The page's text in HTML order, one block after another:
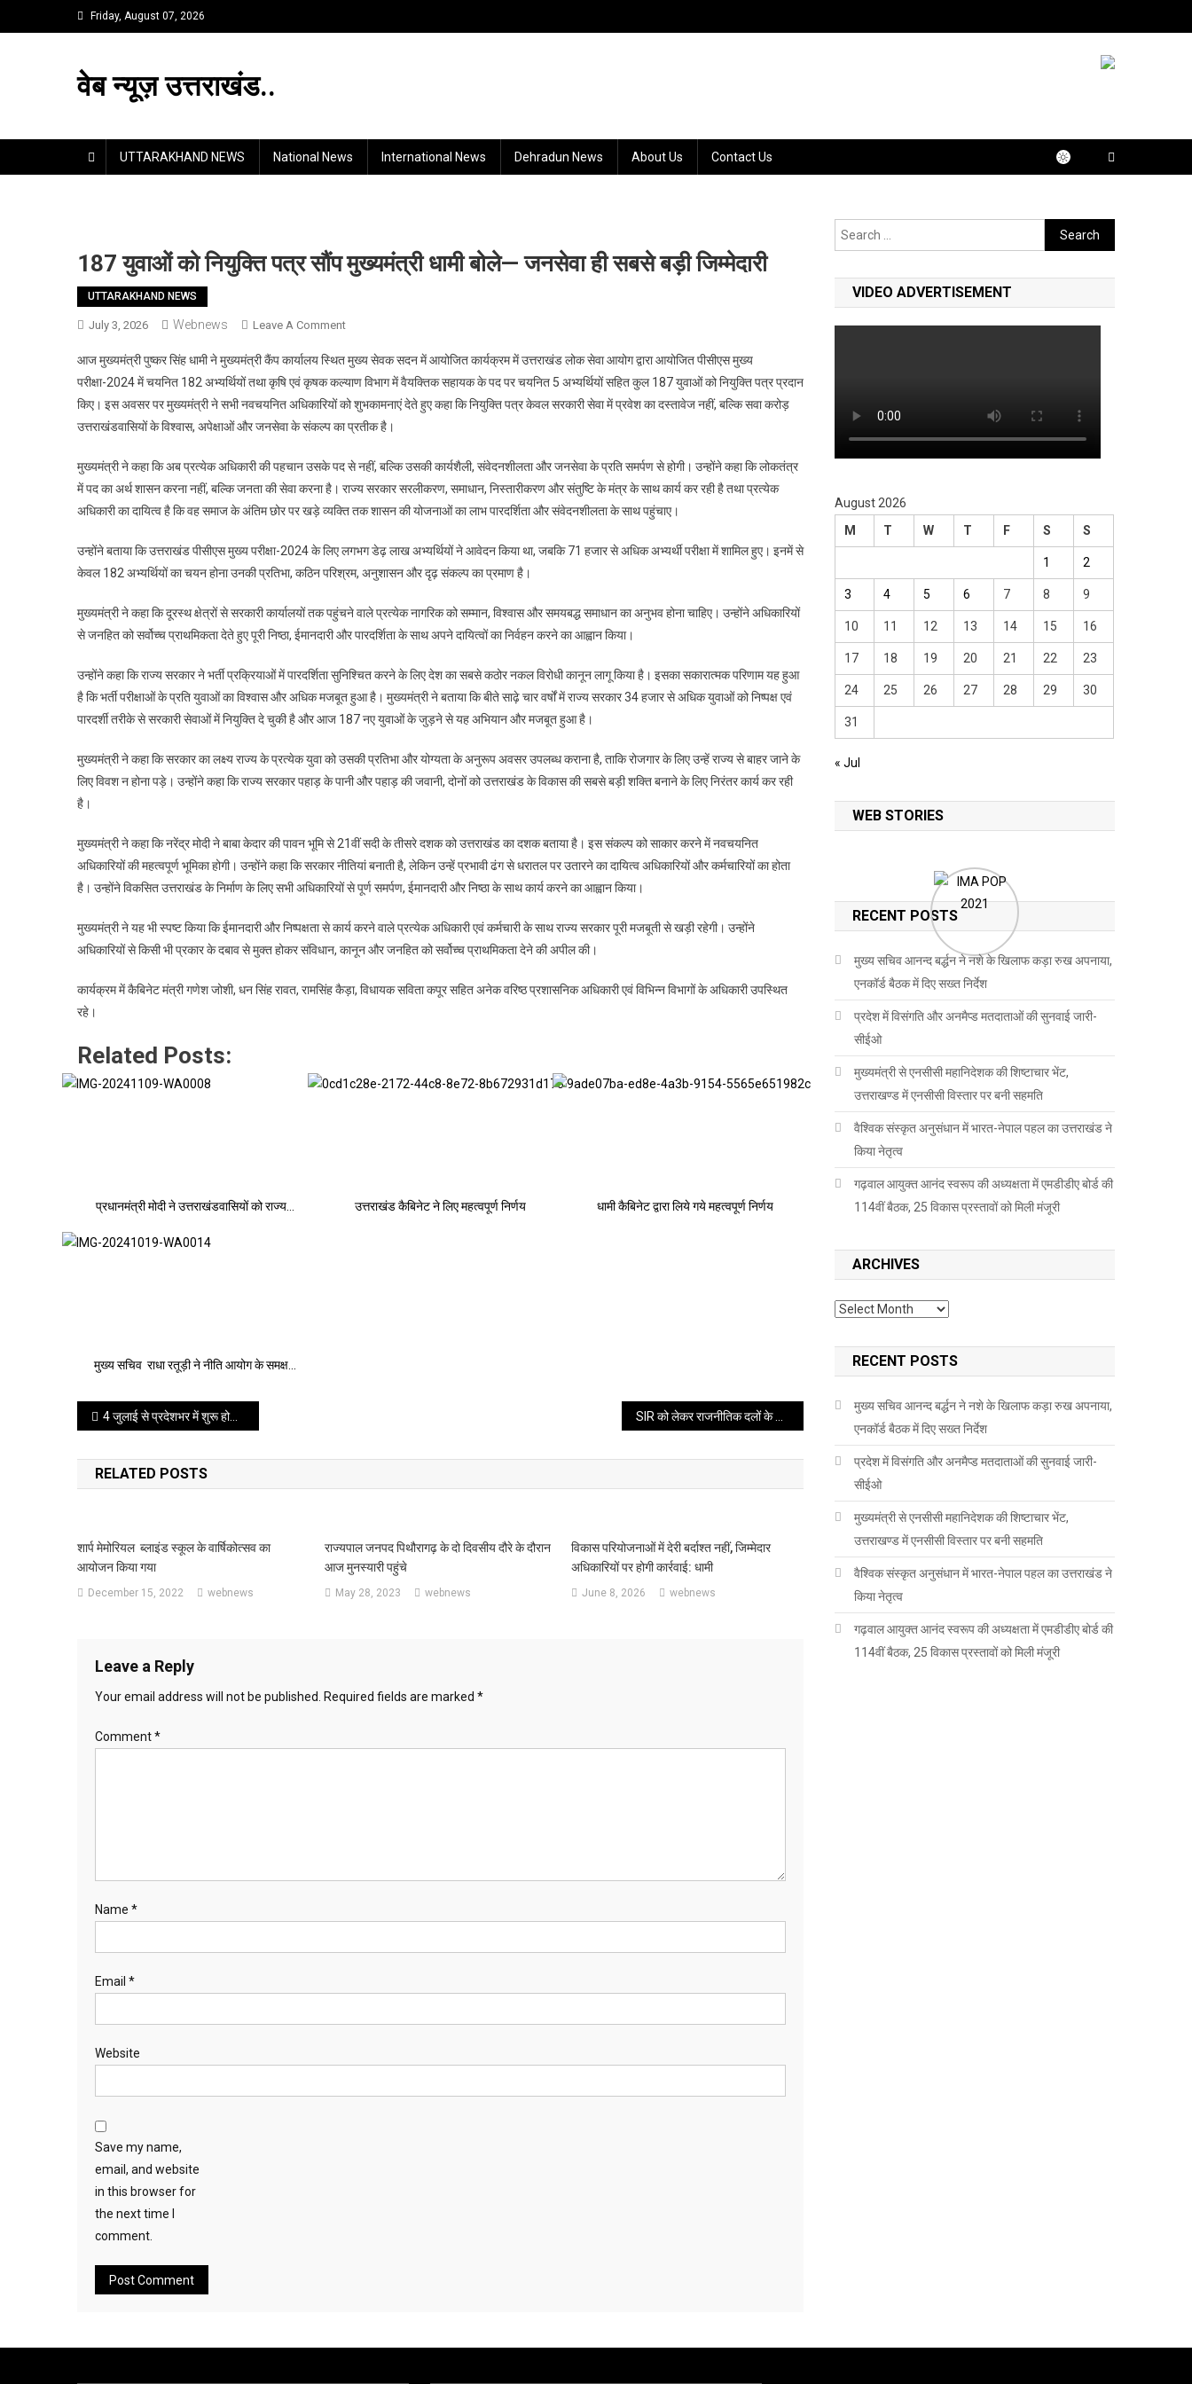
to
Friday, August 07, 2026
वेब न्यूज़ उत्तराखंड..
UTTARAKHAND NEWS National News International News Dehradun News About Us Contact Us
187 युवाओं को नियुक्ति पत्र सौंप मुख्यमंत्री धामी बोले— जनसेवा ही सबसे बड़ी जिम्मेदारी
UTTARAKHAND NEWS
July 3, 2026 Webnews Leave A CommentOn
युवाओं
को
नियुक्ति
पत्र
मुख्यमंत्री
धामी
बोले
जनसेवा
ही
बड़ी
जिम्मेदारी
आज मुख्यमंत्री पुष्कर सिंह धामी ने मुख्यमंत्री कैंप कार्यालय स्थित मुख्य सेवक सदन में आयोजित कार्यक्रम में उत्तराखंड लोक सेवा आयोग द्वारा आयोजित पीसीएस मुख्य
परीक्षा-2024 में चयनित 182 अभ्यर्थियों तथा कृषि एवं कृषक कल्याण विभाग में वैयक्तिक सहायक के पद पर चयनित 5 अभ्यर्थियों सहित कुल 187 युवाओं को नियुक्ति पत्र प्रदान
किए। इस अवसर पर मुख्यमंत्री ने सभी नवचयनित अधिकारियों को शुभकामनाएं देते हुए कहा कि नियुक्ति पत्र केवल सरकारी सेवा में प्रवेश का दस्तावेज नहीं, बल्कि सवा करोड़
उत्तराखंडवासियों के विश्वास, अपेक्षाओं और जनसेवा के संकल्प का प्रतीक है।
मुख्यमंत्री ने कहा कि अब प्रत्येक अधिकारी की पहचान उसके पद से नहीं, बल्कि उसकी कार्यशैली, संवेदनशीलता और जनसेवा के प्रति समर्पण से होगी। उन्होंने कहा कि लोकतंत्र
में पद का अर्थ शासन करना नहीं, बल्कि जनता की सेवा करना है। राज्य सरकार सरलीकरण, समाधान, निस्तारीकरण और संतुष्टि के मंत्र के साथ कार्य कर रही है तथा प्रत्येक
अधिकारी का दायित्व है कि वह समाज के अंतिम छोर पर खड़े व्यक्ति तक शासन की योजनाओं का लाभ पारदर्शिता और संवेदनशीलता के साथ पहुंचाए।
उन्होंने बताया कि उत्तराखंड पीसीएस मुख्य परीक्षा-2024 के लिए लगभग डेढ़ लाख अभ्यर्थियों ने आवेदन किया था, जबकि 71 हजार से अधिक अभ्यर्थी परीक्षा में शामिल हुए। इनमें से
केवल 182 अभ्यर्थियों का चयन होना उनकी प्रतिभा, कठिन परिश्रम, अनुशासन और दृढ़ संकल्प का प्रमाण है।
मुख्यमंत्री ने कहा कि दूरस्थ क्षेत्रों से सरकारी कार्यालयों तक पहुंचने वाले प्रत्येक नागरिक को सम्मान, विश्वास और समयबद्ध समाधान का अनुभव होना चाहिए। उन्होंने अधिकारियों
से जनहित को सर्वोच्च प्राथमिकता देते हुए पूरी निष्ठा, ईमानदारी और पारदर्शिता के साथ अपने दायित्वों का निर्वहन करने का आह्वान किया।
उन्होंने कहा कि राज्य सरकार ने भर्ती प्रक्रियाओं में पारदर्शिता सुनिश्चित करने के लिए देश का सबसे कठोर नकल विरोधी कानून लागू किया है। इसका सकारात्मक परिणाम यह हुआ
है कि भर्ती परीक्षाओं के प्रति युवाओं का विश्वास और अधिक मजबूत हुआ है। मुख्यमंत्री ने बताया कि बीते साढ़े चार वर्षों में राज्य सरकार 34 हजार से अधिक युवाओं को निष्पक्ष एवं
पारदर्शी तरीके से सरकारी सेवाओं में नियुक्ति दे चुकी है और आज 187 नए युवाओं के जुड़ने से यह अभियान और मजबूत हुआ है।
मुख्यमंत्री ने कहा कि सरकार का लक्ष्य राज्य के प्रत्येक युवा को उसकी प्रतिभा और योग्यता के अनुरूप अवसर उपलब्ध कराना है, ताकि रोजगार के लिए उन्हें राज्य से बाहर जाने के
लिए विवश न होना पड़े। उन्होंने कहा कि राज्य सरकार पहाड़ के पानी और पहाड़ की जवानी, दोनों को उत्तराखंड के विकास की सबसे बड़ी शक्ति बनाने के लिए निरंतर कार्य कर रही
है।
मुख्यमंत्री ने कहा कि नरेंद्र मोदी ने बाबा केदार की पावन भूमि से 21वीं सदी के तीसरे दशक को उत्तराखंड का दशक बताया है। इस संकल्प को साकार करने में नवचयनित
अधिकारियों की महत्वपूर्ण भूमिका होगी। उन्होंने कहा कि सरकार नीतियां बनाती है, लेकिन उन्हें प्रभावी ढंग से धरातल पर उतारने का दायित्व अधिकारियों और कर्मचारियों का होता
है। उन्होंने विकसित उत्तराखंड के निर्माण के लिए सभी अधिकारियों से पूर्ण समर्पण, ईमानदारी और निष्ठा के साथ कार्य करने का आह्वान किया।
मुख्यमंत्री ने यह भी स्पष्ट किया कि ईमानदारी और निष्पक्षता से कार्य करने वाले प्रत्येक अधिकारी एवं कर्मचारी के साथ राज्य सरकार पूरी मजबूती से खड़ी रहेगी। उन्होंने
अधिकारियों से किसी भी प्रकार के दबाव से मुक्त होकर संविधान, कानून और जनहित को सर्वोच्च प्राथमिकता देने की अपील की।
कार्यक्रम में कैबिनेट मंत्री गणेश जोशी, धन सिंह रावत, रामसिंह कैड़ा, विधायक सविता कपूर सहित अनेक वरिष्ठ प्रशासनिक अधिकारी एवं विभिन्न विभागों के अधिकारी उपस्थित
रहे।
Related Posts:
प्रधानमंत्री मोदी ने उत्तराखंडवासियों को राज्य… उत्तराखंड कैबिनेट ने लिए महत्वपूर्ण निर्णय धामी कैबिनेट द्वारा लिये गये महत्वपूर्ण निर्णय
मुख्य सचिव राधा रतूड़ी ने नीति आयोग के समक्ष…
Post
navigation
4 जुलाई से प्रदेशभर में शुरू होगा 15 दिवसीय ‘सेवा पखवाड़ा’
RELATED POSTS
शार्प मेमोरियल ब्लाइंड स्कूल के वार्षिकोत्सव का
आयोजन किया गया
December 15, 2022 webnews
राज्यपाल जनपद पिथौरागढ़ के दो दिवसीय दौरे के दौरान
आज मुनस्यारी पहुंचे
May 28, 2023 webnews
विकास परियोजनाओं में देरी बर्दाश्त नहीं, जिम्मेदार
अधिकारियों पर होगी कार्रवाई: धामी
June 8, 2026 webnews
Leave a Reply
Your email address will not be published. Required fields are marked *
Comment*
Name *
Email *
Website
Save my name,
email, and website
in this browser for
the next time I
comment.
Search
for:
VIDEO ADVERTISEMENT
August 2026
M
T W T F S S
1 2
3 4 5 6 7 8 9
10 11 12 13 14 15 16
17 18 19 20 21 22 23
24 25 26 27 28 29 30
31
« Jul
WEB STORIES
RECENT POSTS
मुख्य सचिव आनन्द बर्द्धन ने नशे के खिलाफ कड़ा रुख अपनाया,
एनकॉर्ड बैठक में दिए सख्त निर्देश
प्रदेश में विसंगति और अनमैप्ड मतदाताओं की सुनवाई जारी-
सीईओ
मुख्यमंत्री से एनसीसी महानिदेशक की शिष्टाचार भेंट,
उत्तराखण्ड में एनसीसी विस्तार पर बनी सहमति
वैश्विक संस्कृत अनुसंधान में भारत-नेपाल पहल का उत्तराखंड ने
किया नेतृत्व
गढ़वाल आयुक्त आनंद स्वरूप की अध्यक्षता में एमडीडीए बोर्ड की
114वीं बैठक, 25 विकास प्रस्तावों को मिली मंजूरी
ARCHIVES
Archives
RECENT POSTS
मुख्य सचिव आनन्द बर्द्धन ने नशे के खिलाफ कड़ा रुख अपनाया,
एनकॉर्ड बैठक में दिए सख्त निर्देश
प्रदेश में विसंगति और अनमैप्ड मतदाताओं की सुनवाई जारी-
सीईओ
मुख्यमंत्री से एनसीसी महानिदेशक की शिष्टाचार भेंट,
उत्तराखण्ड में एनसीसी विस्तार पर बनी सहमति
वैश्विक संस्कृत अनुसंधान में भारत-नेपाल पहल का उत्तराखंड ने
किया नेतृत्व
गढ़वाल आयुक्त आनंद स्वरूप की अध्यक्षता में एमडीडीए बोर्ड की
114वीं बैठक, 25 विकास प्रस्तावों को मिली मंजूरी